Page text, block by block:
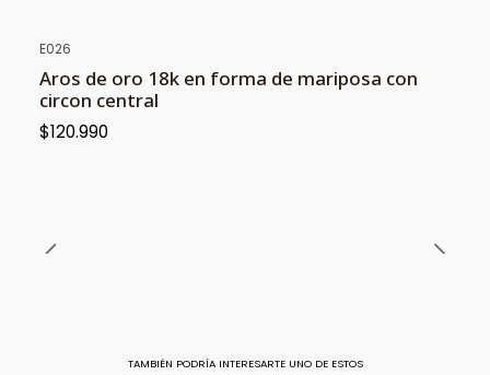
E026
Aros de oro 18k en forma de mariposa con
circon central
$120.990
TAMBIÉN PODRÍA INTERESARTE UNO DE ESTOS